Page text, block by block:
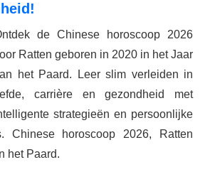
de Chinese horoscoop 2026
Ratten geboren in 2020 in het Jaar
het Paard. Leer slim verleiden in
carrière en gezondheid met
strategieën en persoonlijke
Chinese horoscoop 2026, Ratten
het Paard.